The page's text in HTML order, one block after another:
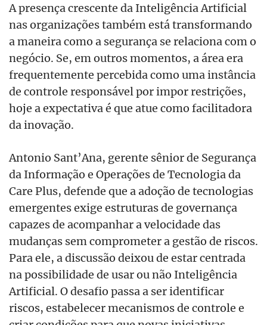
A presença crescente da Inteligência Artificial
nas organizações também está transformando
a maneira como a segurança se relaciona com o
negócio. Se, em outros momentos, a área era
frequentemente percebida como uma instância
de controle responsável por impor restrições,
hoje a expectativa é que atue como facilitadora
da inovação.
Antonio Sant’Ana, gerente sênior de Segurança
da Informação e Operações de Tecnologia da
Care Plus, defende que a adoção de tecnologias
emergentes exige estruturas de governança
capazes de acompanhar a velocidade das
mudanças sem comprometer a gestão de riscos.
Para ele, a discussão deixou de estar centrada
na possibilidade de usar ou não Inteligência
Artificial. O desafio passa a ser identificar
riscos, estabelecer mecanismos de controle e